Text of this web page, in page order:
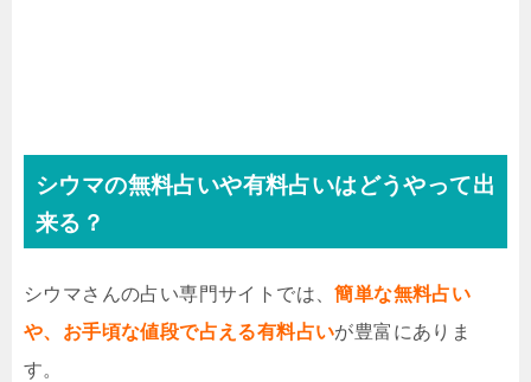
シウマの無料占いや有料占いはどうやって出
来る？
シウマさんの占い専門サイトでは、簡単な無料占い
や、お手頃な値段で占える有料占いが豊富にありま
す。